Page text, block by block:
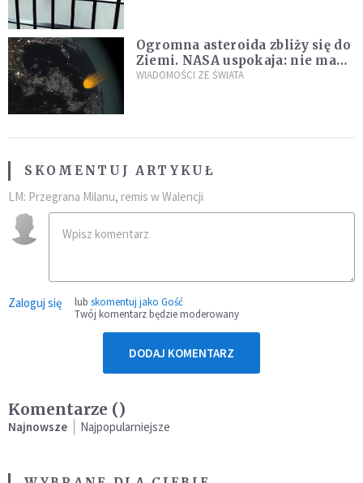
Ogromna asteroida zbliży się do
Ziemi. NASA uspokaja: nie ma
zagrożenia
WIADOMOŚCI ZE ŚWIATA
SKOMENTUJ ARTYKUŁ
LM: Przegrana Milanu, remis w Walencji
Zaloguj się lub skomentuj jako Gość
Twój komentarz będzie moderowany
DODAJ KOMENTARZ
Komentarze ()
Najnowsze Najpopularniejsze